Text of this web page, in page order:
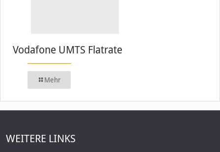
Vodafone UMTS Flatrate
Mehr
WEITERE LINKS